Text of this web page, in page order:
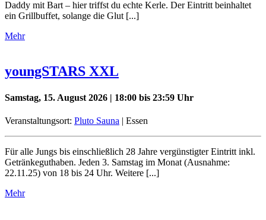
Daddy mit Bart – hier triffst du echte Kerle. Der Eintritt beinhaltet
ein Grillbuffet, solange die Glut [...]
Mehr
youngSTARS XXL
Samstag, 15. August 2026 | 18:00 bis 23:59 Uhr
Veranstaltungsort: Pluto Sauna | Essen
Für alle Jungs bis einschließlich 28 Jahre vergünstigter Eintritt inkl.
Getränkeguthaben. Jeden 3. Samstag im Monat (Ausnahme:
22.11.25) von 18 bis 24 Uhr. Weitere [...]
Mehr